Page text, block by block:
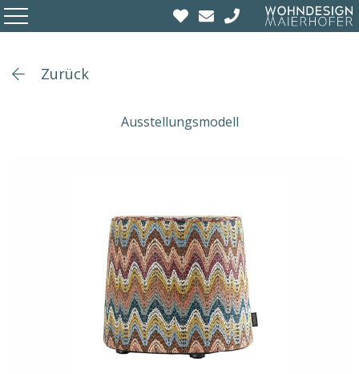
Zurück
Ausstellungsmodell